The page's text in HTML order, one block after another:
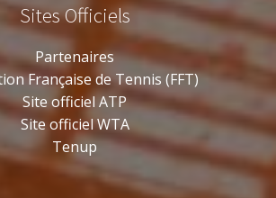
Sites Officiels
Partenaires
Française de Tennis (FFT)
Site officiel ATP
Site officiel WTA
Tenup